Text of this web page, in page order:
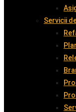
Servicii